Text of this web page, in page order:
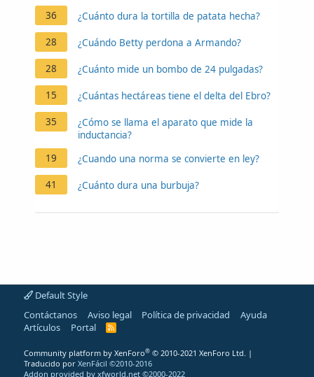
36
¿Cuánto dura la tortilla de patata hecha?
28 ¿Cuándo Betty perdona a Armando?
28 ¿Cuánto mide un bombo de 24 pulgadas?
15 ¿Cuántas hectáreas tiene el delta del Ebro?
35
¿Cómo se llama el aparato que mide la
inductancia?
19
¿Cuando una norma se convierte en ley?
41 ¿Cuánto dura una burbuja?
Default Style
Contáctanos
Aviso legal Política de privacidad
Ayuda
Artículos
Portal
R
Community platform by XenForo® © 2010-2021 XenForo Ltd. |
Traducido por XenFácil ©2010-2016
Addon provided by xfworld.net ©2000-2022